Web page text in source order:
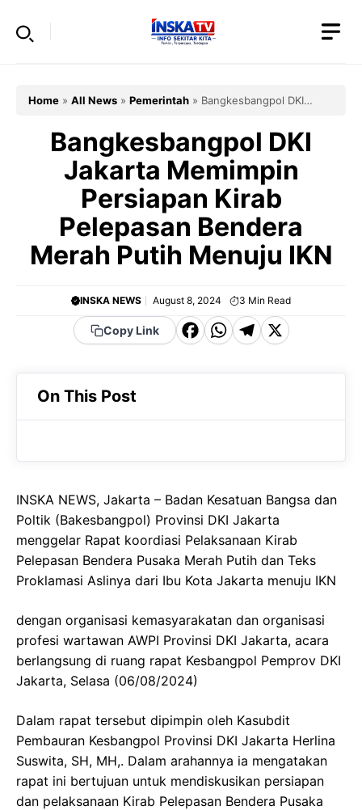
Home » All News » Pemerintah » Bangkesbangpol DKI
Merah Putih Menuju IKN
Bangkesbangpol DKI
Jakarta Memimpin
Persiapan Kirab
Pelepasan Bendera
Merah Putih Menuju IKN
INSKA NEWS August 8, 2024 3 Min Read
Copy Link
F
c
o
o
k
W
a
A
p
p
T
e
a
m
X
On This Post
INSKA NEWS, Jakarta – Badan Kesatuan Bangsa dan
Poltik (Bakesbangpol) Provinsi DKI Jakarta
menggelar Rapat koordiasi Pelaksanaan Kirab
Pelepasan Bendera Pusaka Merah Putih dan Teks
Proklamasi Aslinya dari Ibu Kota Jakarta menuju IKN
dengan organisasi kemasyarakatan dan organisasi
profesi wartawan AWPI Provinsi DKI Jakarta, acara
berlangsung di ruang rapat Kesbangpol Pemprov DKI
Jakarta, Selasa (06/08/2024)
Dalam rapat tersebut dipimpin oleh Kasubdit
Pembauran Kesbangpol Provinsi DKI Jakarta Herlina
Suswita, SH, MH,. Dalam arahannya ia mengatakan
rapat ini bertujuan untuk mendiskusikan persiapan
dan pelaksanaan Kirab Pelepasan Bendera Pusaka